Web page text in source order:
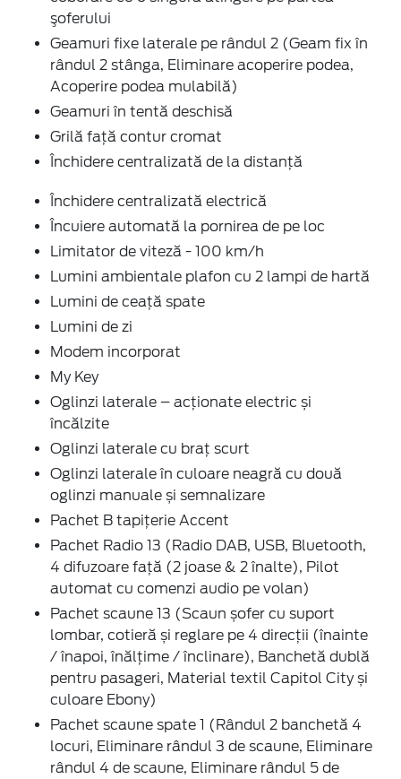
şoferului
Geamuri fixe laterale pe rândul 2 (Geam fix în
rândul 2 stânga, Eliminare acoperire podea,
Acoperire podea mulabilă)
Geamuri în tentă deschisă
Grilă față contur cromat
Închidere centralizată de la distanţă
Închidere centralizată electrică
Încuiere automată la pornirea de pe loc
Limitator de viteză - 100 km/h
Lumini ambientale plafon cu 2 lampi de hartă
Lumini de ceață spate
Lumini de zi
Modem incorporat
My Key
Oglinzi laterale – acționate electric și
încălzite
Oglinzi laterale cu braț scurt
Oglinzi laterale în culoare neagră cu două
oglinzi manuale și semnalizare
Pachet B tapițerie Accent
Pachet Radio 13 (Radio DAB, USB, Bluetooth,
4 difuzoare față (2 joase & 2 înalte), Pilot
automat cu comenzi audio pe volan)
Pachet scaune 13 (Scaun șofer cu suport
lombar, cotieră și reglare pe 4 direcții (înainte
/ înapoi, înălțime / înclinare), Banchetă dublă
pentru pasageri, Material textil Capitol City și
culoare Ebony)
Pachet scaune spate 1 (Rândul 2 banchetă 4
locuri, Eliminare rândul 3 de scaune, Eliminare
rândul 4 de scaune, Eliminare rândul 5 de